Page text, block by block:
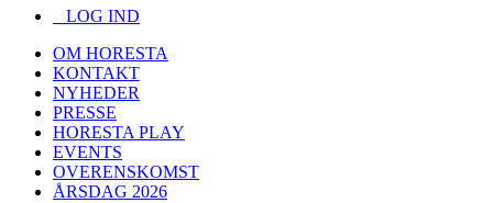
LOG IND
OM HORESTA
KONTAKT
NYHEDER
PRESSE
HORESTA PLAY
EVENTS
OVERENSKOMST
ÅRSDAG 2026